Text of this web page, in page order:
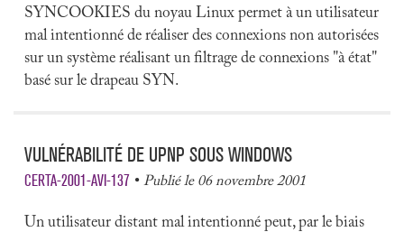
SYNCOOKIES du noyau Linux permet à un utilisateur
mal intentionné de réaliser des connexions non autorisées
sur un système réalisant un filtrage de connexions "à état"
basé sur le drapeau SYN.
VULNÉRABILITÉ DE UPNP SOUS WINDOWS
CERTA-2001-AVI-137 Publié le 06 novembre 2001
Un utilisateur distant mal intentionné peut, par le biais